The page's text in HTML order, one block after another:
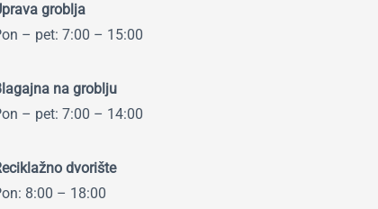
groblja
– pet: 7:00 – 15:00
na groblju
– pet: 7:00 – 14:00
dvorište
8:00 – 18:00